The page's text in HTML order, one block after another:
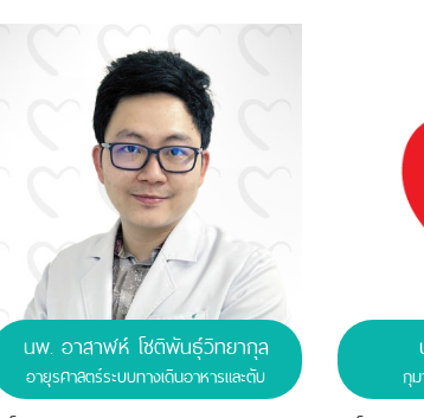
นพ. อาสาฬห์ โชติพันธุ์วิทยากุล
อายุรศาสตร์ระบบทางเดินอาหารและตับ กุ